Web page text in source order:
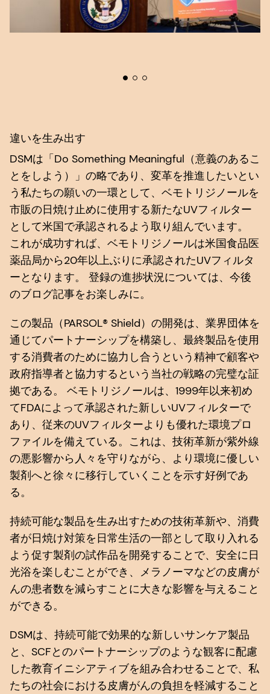
違いを生み出す
DSMは「Do Something Meaningful（意義のあるこ
とをしよう）」の略であり、変革を推進したいとい
う私たちの願いの一環として、ベモトリジノールを
市販の日焼け止めに使用する新たなUVフィルター
として米国で承認されるよう取り組んでいます。
これが成功すれば、ベモトリジノールは米国食品医
薬品局から20年以上ぶりに承認されたUVフィルタ
ーとなります。 登録の進捗状況については、今後
のブログ記事をお楽しみに。
この製品（PARSOL® Shield）の開発は、業界団体を
通じてパートナーシップを構築し、最終製品を使用
する消費者のために協力し合うという精神で顧客や
政府指導者と協力するという当社の戦略の完璧な証
拠である。 ベモトリジノールは、1999年以来初め
てFDAによって承認された新しいUVフィルターで
あり、従来のUVフィルターよりも優れた環境プロ
ファイルを備えている。これは、技術革新が紫外線
の悪影響から人々を守りながら、より環境に優しい
製剤へと徐々に移行していくことを示す好例であ
る。
持続可能な製品を生み出すための技術革新や、消費
者が日焼け対策を日常生活の一部として取り入れる
よう促す製剤の試作品を開発することで、安全に日
光浴を楽しむことができ、メラノーマなどの皮膚が
んの患者数を減らすことに大きな影響を与えること
ができる。
DSMは、持続可能で効果的な新しいサンケア製品
と、SCFとのパートナーシップのような観客に配慮
した教育イニシアティブを組み合わせることで、私
たちの社会における皮膚がんの負担を軽減すること